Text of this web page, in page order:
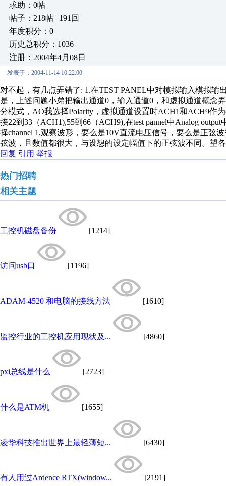
求助：0帖
帖子：218帖 | 191回
年度积分：0
历史总积分：1036
注册：2004年4月08日
发表于：2004-11-14 10:22:00
对不起，有几点弄错了: 1.在TEST PANEL中对模拟输入模拟输
是，上述问题小弟把输出通道0，输入通道0，和虚拟通道概念
分模式，AO我选择Polarity，虚拟通道设置时ACH1和ACH9作
接22到33（ACH1),55到66（ACH9),在test pannel中Analog output
择channel 1,观察波形，要么是10V直流电压信号，要么是正弦
弦波，且数值都很大，与设想的设定幅值下的正弦波不同。望
回复 引用 举报
热门招聘
相关主题
工控机磁盘备份 [1214]
访问usb口 [1196]
ADAM-4520 和电脑的接线方法 [1610]
监控行业的工控机应用现状及... [4860]
pxi总线是什么 [2723]
什么是ATM机 [1655]
凌华科技推出世界上最轻薄短... [6430]
有人用过Ardence RTX(window... [2191]